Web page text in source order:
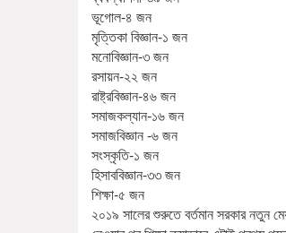
ভূগোল-৪ জন
মৃত্তিকা বিজ্ঞান-১ জন
মনোবিজ্ঞান-৩ জন
রসায়ন-২২ জন
রাষ্ট্রবিজ্ঞান-৪৬ জন
সমাজকল্যান-১৬ জন
সমাজবিজ্ঞান -৬ জন
সংস্কৃতি-১ জন
হিসাববিজ্ঞান-৩৩ জন
শিক্ষা-৫ জন
২০১৯ সালের শুরুতে বর্তমান সরকার নতুন